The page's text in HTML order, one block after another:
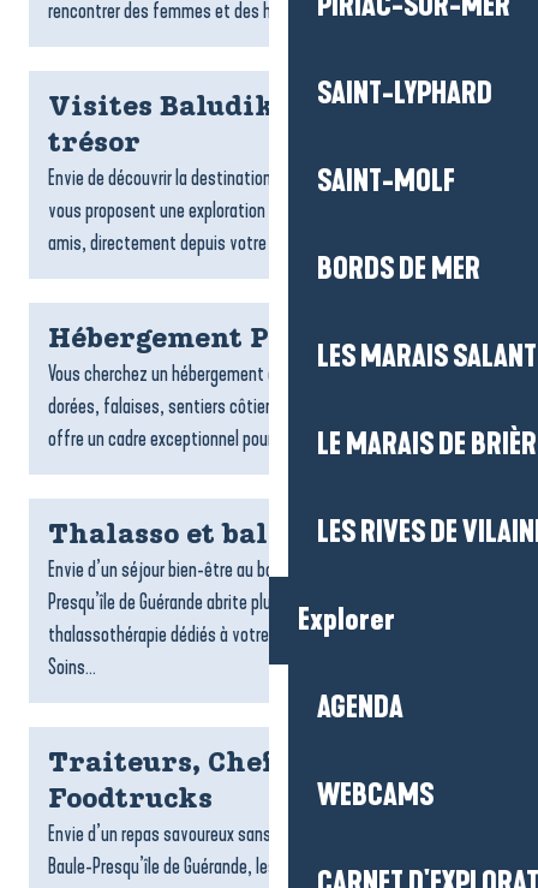
SAINT-LYPHARD
SAINT-MOLF
BORDS DE MER
LES MARAIS
LE MARAIS DE
LES RIVES DE
Explorer
AGENDA
WEBCAMS
rencontrer des femmes et des hommes passionnés,...
Visites Baludik et chasses au
trésor
Envie de découvrir la destination ? Les jeux de piste Baludik
vous proposent une exploration ludique, en famille ou entre
amis, directement depuis votre téléphone. Suivez des...
Hébergement Pénestin
Vous cherchez un hébergement à Pénestin ? Entre plages
dorées, falaises, sentiers côtiers et estuaire, la commune
offre un cadre exceptionnel pour un séjour tourné vers la...
Thalasso et balnéo
Envie d’un séjour bien-être au bord de l’océan ? La Baule-
Presqu’île de Guérande abrite plusieurs centres de
thalassothérapie dédiés à votre détente et à votre vitalité.
Soins...
Traiteurs, Chefs à domicile et
Foodtrucks
Envie d’un repas savoureux sans cuisiner ? Sur la destination La
Baule-Presqu’île de Guérande, les traiteurs, foodtrucks et chefs